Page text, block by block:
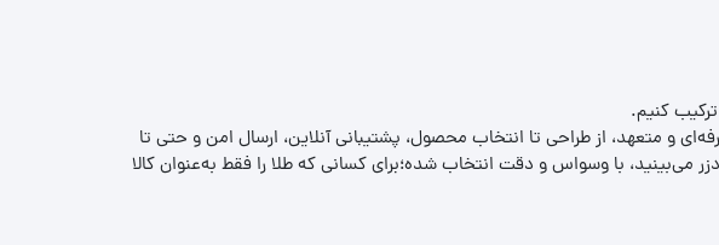
و متعهد، از طراحی تا انتخاب محصول، پشتیبانی آنلاین، ارسال امن و حتی تا
با وسواس و دقت انتخاب شده؛برای کسانی که طلا را فقط به‌عنوان کالا